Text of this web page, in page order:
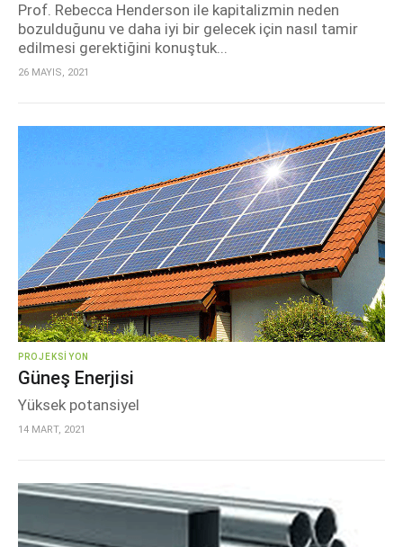
Prof. Rebecca Henderson ile kapitalizmin neden
bozulduğunu ve daha iyi bir gelecek için nasıl tamir
edilmesi gerektiğini konuştuk...
26 MAYIS, 2021
PROJEKSIYON
Güneş Enerjisi
Yüksek potansiyel
14 MART, 2021